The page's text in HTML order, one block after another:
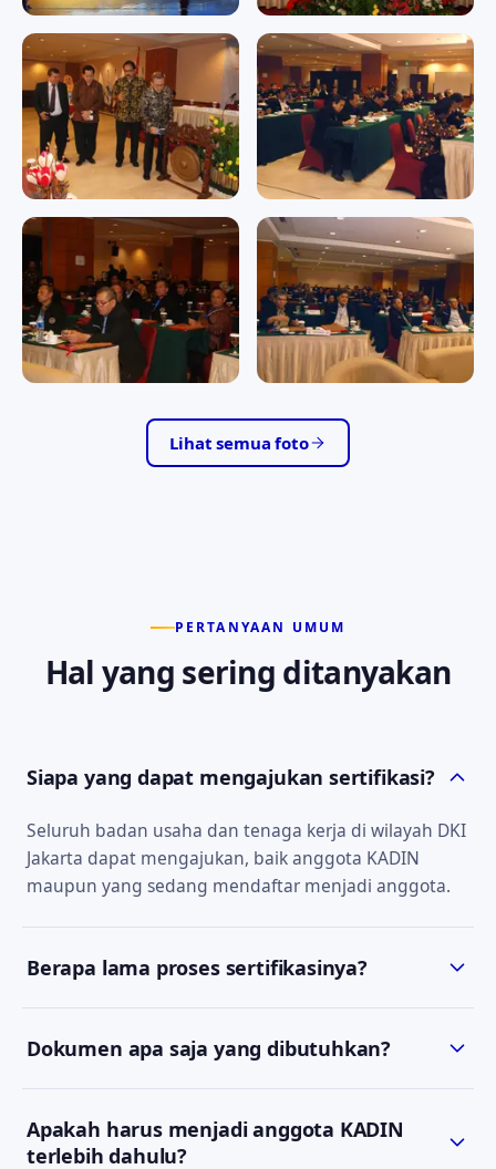
Memperingati Hari Raya
Nyepi Tahun Baru Saka
1941
Memperingati Hari Raya
Nyepi Tahun Baru Saka 1941
RAPAT KERJA II/2016
RAPAT KERJA II/2016
RAPAT KERJA II/2016
RAPAT KERJA II/2016
RAPAT KERJA II/2016
RAPAT KERJA II/2016
RAPAT KERJA II/2016 RAPAT KERJA II/2016
Lihat semua foto
PERTANYAAN UMUM
Hal yang sering ditanyakan
Siapa yang dapat mengajukan sertifikasi?
Seluruh badan usaha dan tenaga kerja di wilayah DKI
Jakarta dapat mengajukan, baik anggota KADIN
maupun yang sedang mendaftar menjadi anggota.
Berapa lama proses sertifikasinya?
kelengkapan dokumen. Tim kami akan
Dokumen apa saja yang dibutuhkan?
Anda menghubungi kami via WhatsApp, kami akan
mengirimkan daftar dokumen yang sesuai.
Apakah harus menjadi anggota KADIN
terlebih dahulu?